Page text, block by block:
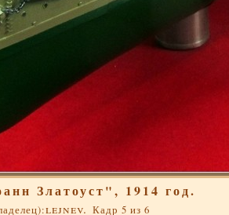
Златоуст", 1914 год.
lejnev. Кадр 5 из 6